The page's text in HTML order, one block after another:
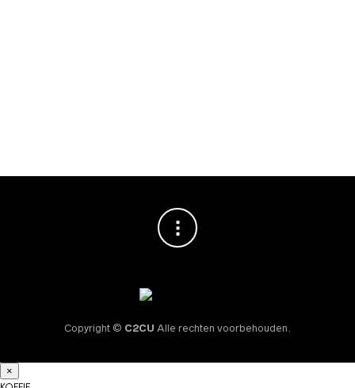
Copyright © C2CU Alle rechten voorbehouden.
×